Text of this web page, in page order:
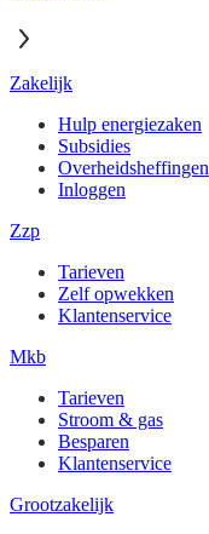
Zakelijk
Hulp energiezaken
Subsidies
Overheidsheffingen
Inloggen
Zzp
Tarieven
Zelf opwekken
Klantenservice
Mkb
Tarieven
Stroom & gas
Besparen
Klantenservice
Grootzakelijk